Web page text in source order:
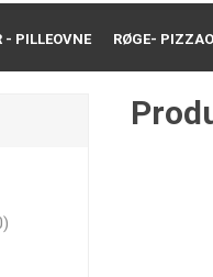
- PILLEOVNE RØGE-